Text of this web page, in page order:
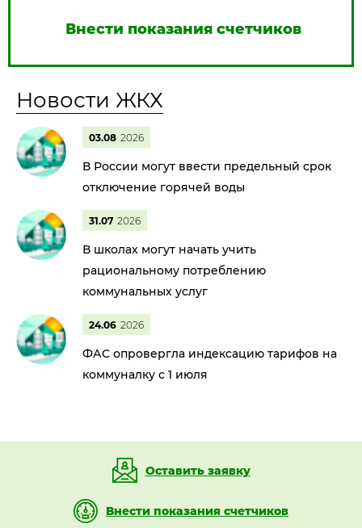
Внести показания счетчиков
Новости ЖКХ
03.08 2026
В России могут ввести предельный срок
отключение горячей воды
31.07 2026
В школах могут начать учить
рациональному потреблению
коммунальных услуг
24.06 2026
ФАС опровергла индексацию тарифов на
коммуналку с 1 июля
Оставить заявку
Внести показания счетчиков